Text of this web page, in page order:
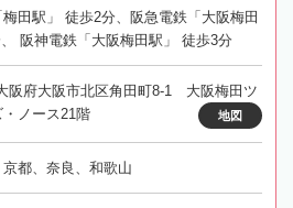
田駅」 徒歩2分、阪急電鉄「大阪梅田
阪神電鉄「大阪梅田駅」 徒歩3分
阪府大阪市北区角田町8-1 大阪梅田ツ
ノース21階
地図
都、奈良、和歌山